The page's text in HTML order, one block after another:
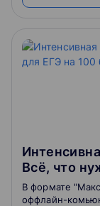
Всё, что
В формате
оффлайн-